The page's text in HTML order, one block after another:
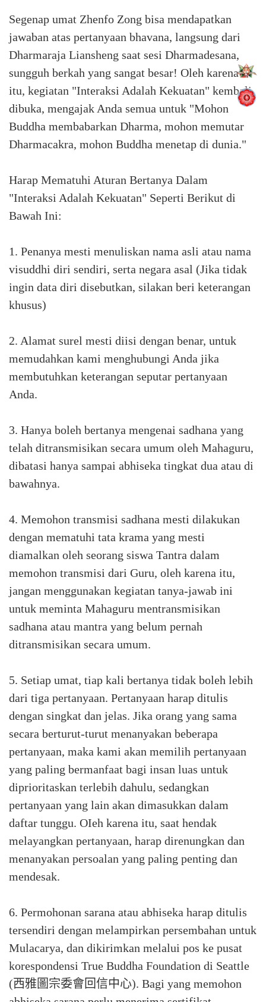
Segenap umat Zhenfo Zong bisa mendapatkan
jawaban atas pertanyaan bhavana, langsung dari
Dharmaraja Liansheng saat sesi Dharmadesana,
sungguh berkah yang sangat besar! Oleh karena
itu, kegiatan "Interaksi Adalah Kekuatan" kembali
dibuka, mengajak Anda semua untuk "Mohon
Buddha membabarkan Dharma, mohon memutar
Dharmacakra, mohon Buddha menetap di dunia."
Harap Mematuhi Aturan Bertanya Dalam
"Interaksi Adalah Kekuatan"⁣ Seperti Berikut di
Bawah Ini:
1. Penanya mesti menuliskan nama asli atau nama
visuddhi diri sendiri, serta negara asal (Jika tidak
ingin data diri disebutkan, silakan beri keterangan
khusus)
2. Alamat surel mesti diisi dengan benar, untuk
memudahkan kami menghubungi Anda jika
membutuhkan keterangan seputar pertanyaan
Anda.
3. Hanya boleh bertanya mengenai sadhana yang
telah ditransmisikan secara umum oleh Mahaguru,
dibatasi hanya sampai abhiseka tingkat dua atau di
bawahnya.⁣
4. Memohon transmisi sadhana mesti dilakukan
dengan mematuhi tata krama yang mesti
diamalkan oleh seorang siswa Tantra dalam
memohon transmisi dari Guru, oleh karena itu,
jangan menggunakan kegiatan tanya-jawab ini
untuk meminta Mahaguru mentransmisikan
sadhana atau mantra yang belum pernah
ditransmisikan secara umum.⁣
5. Setiap umat, tiap kali bertanya tidak boleh lebih
dari tiga pertanyaan. Pertanyaan harap ditulis
dengan singkat dan jelas. Jika orang yang sama
secara berturut-turut menanyakan beberapa
pertanyaan, maka kami akan memilih pertanyaan
yang paling bermanfaat bagi insan luas untuk
diprioritaskan terlebih dahulu, sedangkan
pertanyaan yang lain akan dimasukkan dalam
daftar tunggu. OIeh karena itu, saat hendak
melayangkan pertanyaan, harap direnungkan dan
menanyakan persoalan yang paling penting dan
mendesak.⁣
6. Permohonan sarana atau abhiseka harap ditulis
tersendiri dengan melampirkan persembahan untuk
Mulacarya, dan dikirimkan melalui pos ke pusat
korespondensi True Buddha Foundation di Seattle
(西雅圖宗委會回信中心). Bagi yang memohon